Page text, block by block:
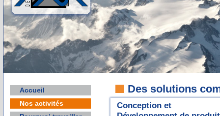
Accueil
Nos activités
Des solutions
Conception et